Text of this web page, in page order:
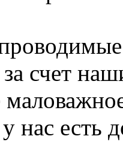
счет
нас есть